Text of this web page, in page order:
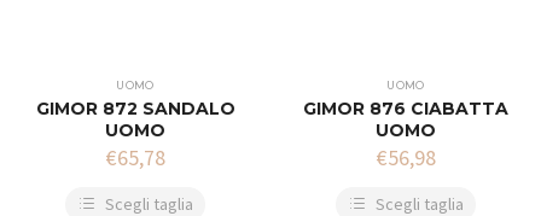
UOMO
GIMOR 872 SANDALO
UOMO
€65,78
Scegli taglia
UOMO
GIMOR 876 CIABATTA
UOMO
€56,98
Scegli taglia